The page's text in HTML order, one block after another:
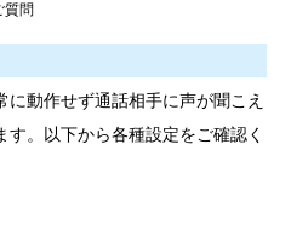
質問
に動作せず通話相手に声が聞こえ
。以下から各種設定をご確認く